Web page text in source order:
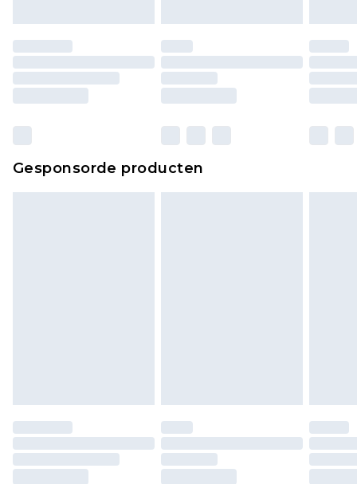
Gesponsorde producten